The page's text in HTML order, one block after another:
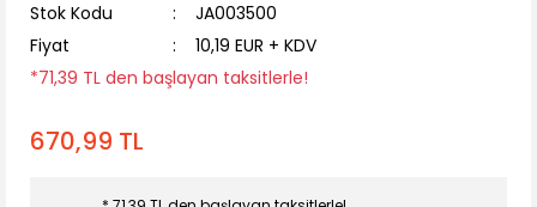
Stok Kodu
JA003500
Fiyat
10,19 EUR + KDV
*71,39 TL den başlayan taksitlerle!
670,99 TL